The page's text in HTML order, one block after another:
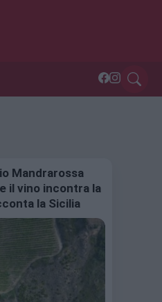
Mandrarossa
il vino incontra la
la Sicilia